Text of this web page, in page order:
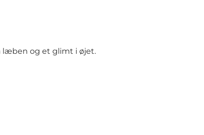
læben og et glimt i øjet.